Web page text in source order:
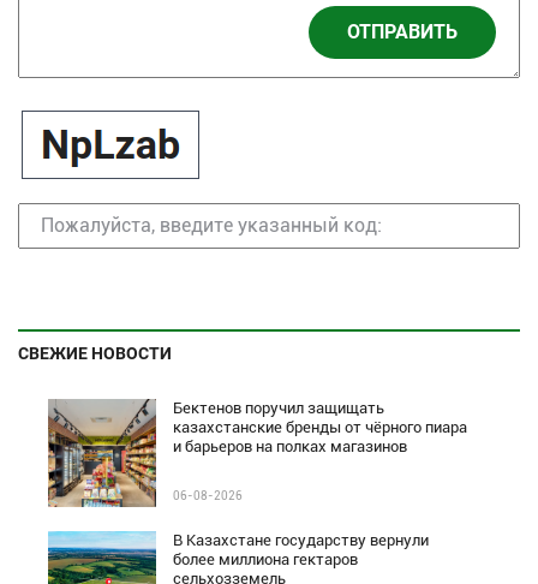
ОТПРАВИТЬ
СВЕЖИЕ НОВОСТИ
Бектенов поручил защищать
казахстанские бренды от чёрного пиара
и барьеров на полках магазинов
06-08-2026
В Казахстане государству вернули
более миллиона гектаров
сельхозземель